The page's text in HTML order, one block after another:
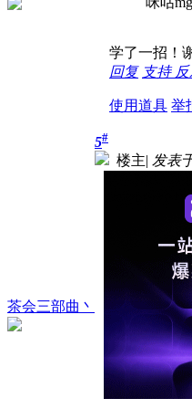
学了一招！
回复 支持
使用道具 举
茶会三部曲丶
5#
楼主| 发表